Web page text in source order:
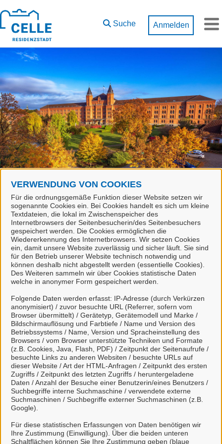
Zum Hauptinhalt springen
VERWENDUNG VON COOKIES
Für die ordnungsgemäße Funktion dieser Website setzen wir
sogenannte Cookies ein. Bei Cookies handelt es sich um kleine
Textdateien, die lokal im Zwischenspeicher des
Internetbrowsers der Seitenbesucherin/des Seitenbesuchers
gespeichert werden. Die Cookies ermöglichen die
Wiedererkennung des Internetbrowsers. Wir setzen Cookies
ein, damit unsere Website zuverlässig und sicher läuft. Sie sind
für den Betrieb unserer Website technisch notwendig und
können deshalb nicht abgestellt werden (essentielle Cookies).
Des Weiteren sammeln wir über Cookies statistische Daten
welche in anonymer Form gespeichert werden.
Folgende Daten werden erfasst: IP-Adresse (durch Verkürzen
anonymisiert) / zuvor besuchte URL (Referrer, sofern vom
Browser übermittelt) / Gerätetyp, Gerätemodell und Marke /
Bildschirmauflösung und Farbtiefe / Name und Version des
Betriebssystems / Name, Version und Spracheinstellung des
Browsers / vom Browser unterstützte Techniken und Formate
(z.B. Cookies, Java, Flash, PDF) / Zeitpunkt der Seitenaufrufe /
besuchte Links zu anderen Websiten / besuchte URLs auf
dieser Website / Art der HTML-Anfragen / Zeitpunkt des ersten
Zugriffs / Zeitpunkt des letzten Zugriffs / heruntergeladene
Daten / Anzahl der Besuche einer Benutzerin/eines Benutzers /
Suchbegriffe interne Suchmaschine / verwendete externe
Suchmaschinen / Suchbegriffe externer Suchmaschinen (z.B.
Google).
Für diese statistischen Erfassungen von Daten benötigen wir
Ihre Zustimmung (Einwilligung). Über die beiden unteren
Schaltflächen können Sie Ihre Zustimmung geben (blaue
Suche Anmelden
Marvin Dettmer
Einrichtung
Jugendarbeit
Neues Rathaus
Am Französischen Garten 1
29221 Celle
Kontakt
Tel.:05141 12-5161
E-Mail:marvin.dettmer@celle.de
Dienstleistungen
Alle zugeordneten Einrichtungen